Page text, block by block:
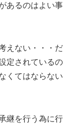
あるのはよい事
えない・・・だ
定されているの
くてはならない
継を行う為に行